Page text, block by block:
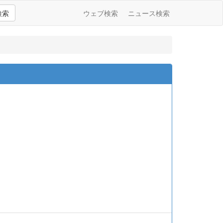
索 ウェブ検索 ニュース検索